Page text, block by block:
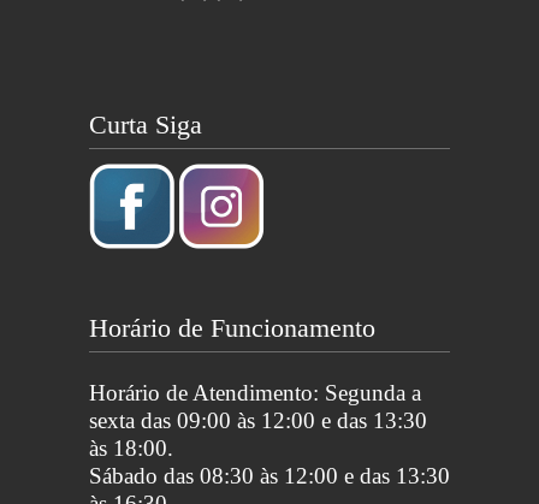
Curta Siga
Horário de Funcionamento
Horário de Atendimento: Segunda a
sexta das 09:00 às 12:00 e das 13:30
às 18:00.
Sábado das 08:30 às 12:00 e das 13:30